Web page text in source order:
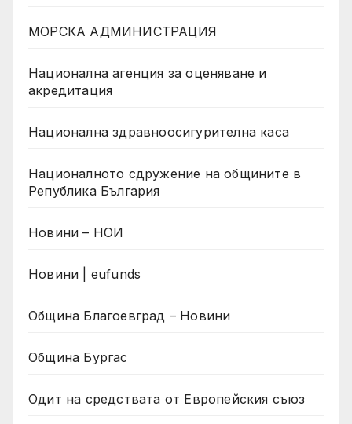
МОРСКА АДМИНИСТРАЦИЯ
Национална агенция за оценяване и
акредитация
Национална здравноосигурителна каса
Националното сдружение на общините в
Република България
Новини – НОИ
Новини | eufunds
Община Благоевград – Новини
Община Бургас
Одит на средствата от Европейския съюз